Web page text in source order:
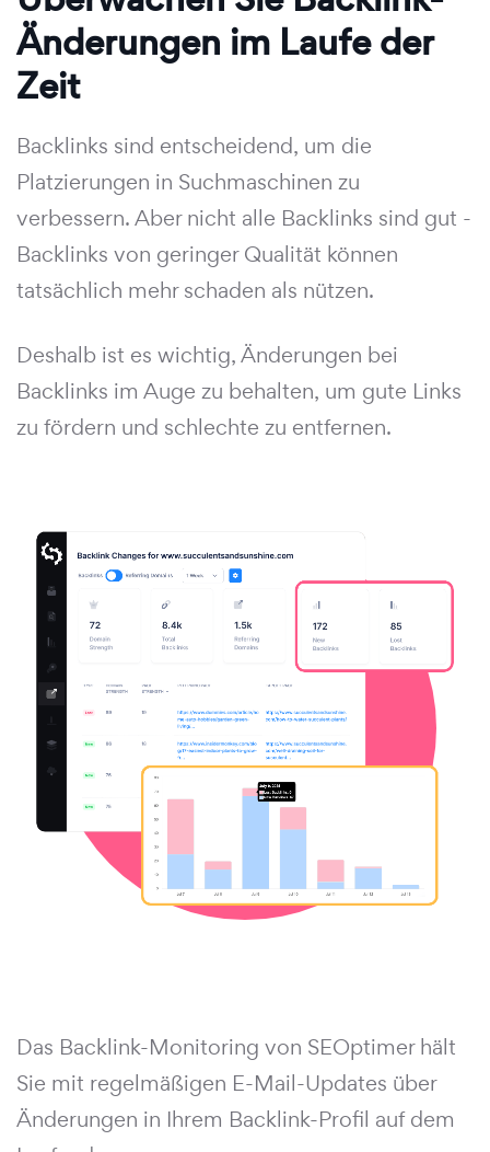
Änderungen im Laufe der
Zeit
Backlinks sind entscheidend, um die
Platzierungen in Suchmaschinen zu
verbessern. Aber nicht alle Backlinks sind gut -
Backlinks von geringer Qualität können
tatsächlich mehr schaden als nützen.
Deshalb ist es wichtig, Änderungen bei
Backlinks im Auge zu behalten, um gute Links
zu fördern und schlechte zu entfernen.
Das Backlink-Monitoring von SEOptimer hält
Sie mit regelmäßigen E-Mail-Updates über
Änderungen in Ihrem Backlink-Profil auf dem